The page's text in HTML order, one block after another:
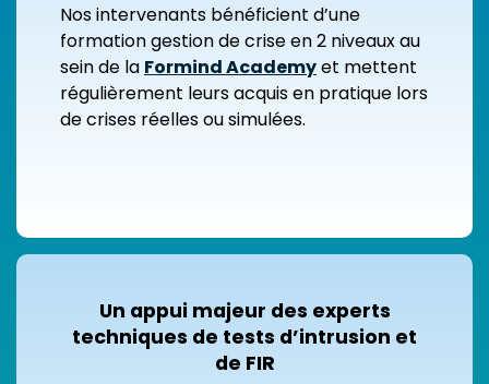
Nos intervenants bénéficient d’une
formation gestion de crise en 2 niveaux au
sein de la Formind Academyet mettent
régulièrement leurs acquis en pratique lors
de crises réelles ou simulées.
Un appui majeur des experts
techniques de tests d’intrusion et
de FIR